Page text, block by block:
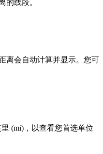
的线段。
离会自动计算并显示。您可
(mi)，以查看您首选单位